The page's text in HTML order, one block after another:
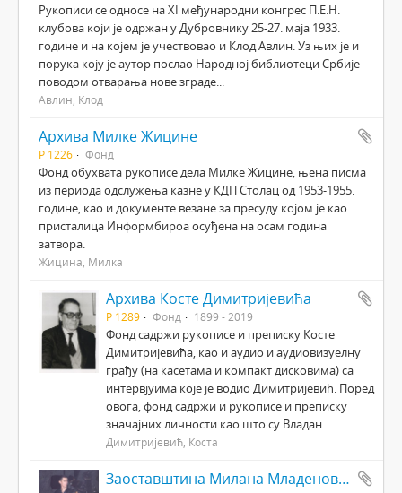
Рукописи се односе на XI међународни конгрес П.Е.Н.
клубова који је одржан у Дубровнику 25-27. маја 1933.
године и на којем је учествовао и Клод Авлин. Уз њих је и
порука коју је аутор послао Народној библиотеци Србије
поводом отварања нове зграде...
Авлин, Клод
Архива Милке Жицине
Р 1226 Фонд
Фонд обухвата рукописе дела Милке Жицине, њена писма
из периода одслужења казне у КДП Столац од 1953-1955.
године, као и документе везане за пресуду којом је као
присталица Информбироа осуђена на осам година
затвора.
Жицина, Милка
Архива Косте Димитријевића
Р 1289 Фонд 1899 - 2019
Фонд садржи рукописе и преписку Косте
Димитријевића, као и аудио и аудиовизуелну
грађу (на касетама и компакт дисковима) са
интервјуима које је водио Димитријевић. Поред
овога, фонд садржи и рукописе и преписку
значајних личности као што су Владан...
Димитријевић, Коста
Заоставштина Милана Младеновића